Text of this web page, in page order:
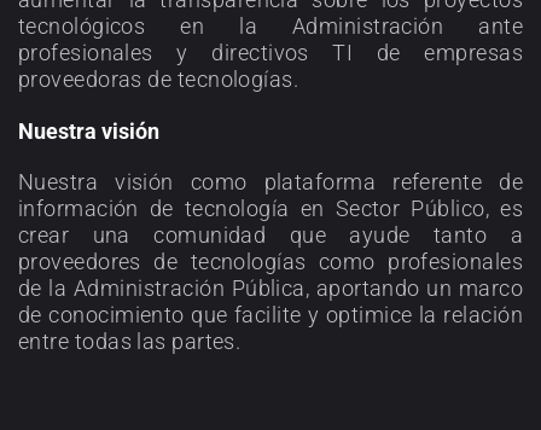
tecnológicos en la Administración ante
profesionales y directivos TI de empresas
proveedoras de tecnologías.
Nuestra visión
Nuestra visión como plataforma referente de
información de tecnología en Sector Público, es
crear una comunidad que ayude tanto a
proveedores de tecnologías como profesionales
de la Administración Pública, aportando un marco
de conocimiento que facilite y optimice la relación
entre todas las partes.